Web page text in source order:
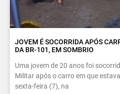
JOVEM É SOCORRIDA APÓS
DA BR-101, EM SOMBRIO
Uma jovem de 20 anos foi
Militar após o carro em que
sexta-feira (7), na